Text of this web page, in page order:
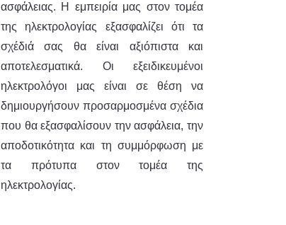
ασφάλειας. H εμπειρία μας στον τομέα
της ηλεκτρολογίας εξασφαλίζει ότι τα
σχέδιά σας θα είναι αξιόπιστα και
αποτελεσματικά. Οι εξειδικευμένοι
ηλεκτρολόγοι μας είναι σε θέση να
δημιουργήσουν προσαρμοσμένα σχέδια
που θα εξασφαλίσουν την ασφάλεια, την
αποδοτικότητα και τη συμμόρφωση με
τα πρότυπα στον τομέα της
ηλεκτρολογίας.